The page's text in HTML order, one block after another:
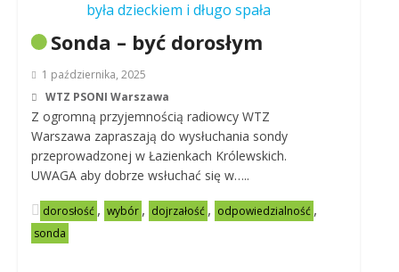
Sonda – być dorosłym
1 października, 2025
WTZ PSONI Warszawa
Z ogromną przyjemnością radiowcy WTZ
Warszawa zapraszają do wysłuchania sondy
przeprowadzonej w Łazienkach Królewskich.
UWAGA aby dobrze wsłuchać się w…..
dorosłość , wybór , dojrzałość , odpowiedzialność ,
sonda